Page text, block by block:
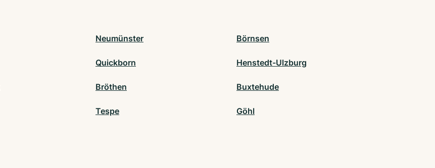
Neumünster Börnsen
Quickborn Henstedt-Ulzburg
Bröthen Buxtehude
Tespe Göhl